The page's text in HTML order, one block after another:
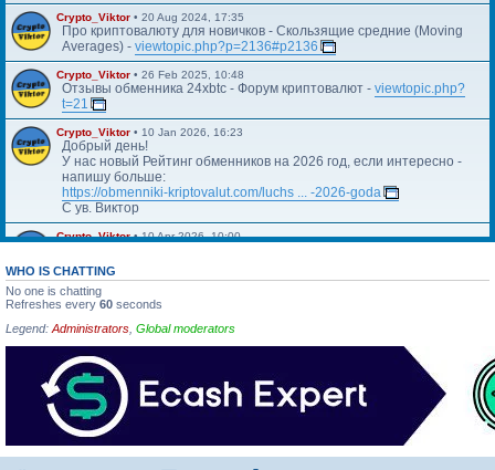
Crypto_Viktor • 20 Aug 2024, 17:35
Про криптовалюту для новичков - Скользящие средние (Moving
Averages) - viewtopic.php?p=2136#p2136
Crypto_Viktor • 26 Feb 2025, 10:48
Отзывы обменника 24xbtc - Форум криптовалют - viewtopic.php?
t=21
Crypto_Viktor • 10 Jan 2026, 16:23
Добрый день!
У нас новый Рейтинг обменников на 2026 год, если интересно -
напишу больше:
https://obmenniki-kriptovalut.com/luchs ... -2026-goda
С ув. Виктор
Crypto_Viktor•10 Apr 2026, 10:00
WHO IS CHATTING
No one is chatting
Refreshes every 60 seconds
Legend: Administrators Global moderators